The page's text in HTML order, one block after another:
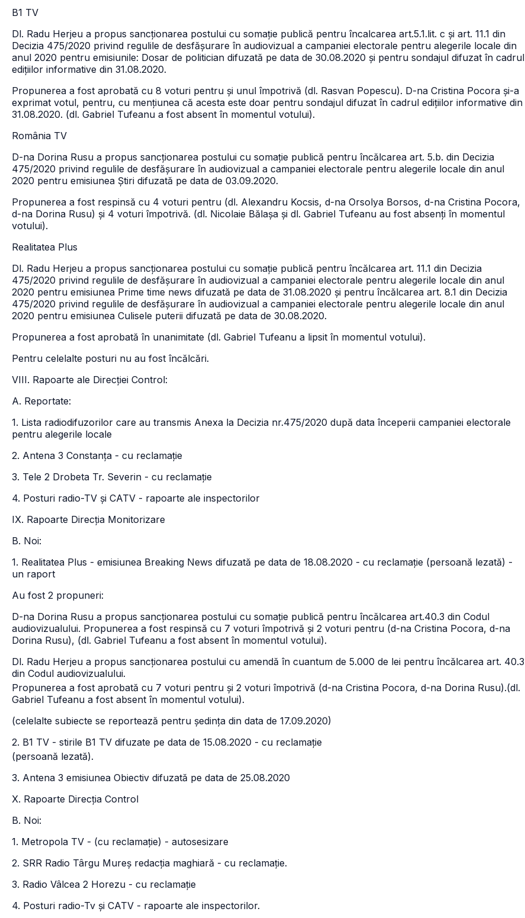
B1 TV
Dl. Radu Herjeu a propus sancționarea postului cu somație publică pentru încalcarea art.5.1.lit. c și art. 11.1 din
Decizia 475/2020 privind regulile de desfășurare în audiovizual a campaniei electorale pentru alegerile locale din
anul 2020 pentru emisiunile: Dosar de politician difuzată pe data de 30.08.2020 și pentru sondajul difuzat în cadrul
edițiilor informative din 31.08.2020.
Propunerea a fost aprobată cu 8 voturi pentru și unul împotrivă (dl. Rasvan Popescu). D-na Cristina Pocora și-a
exprimat votul, pentru, cu mențiunea că acesta este doar pentru sondajul difuzat în cadrul edițiilor informative din
31.08.2020. (dl. Gabriel Tufeanu a fost absent în momentul votului).
România TV
D-na Dorina Rusu a propus sancționarea postului cu somație publică pentru încălcarea art. 5.b. din Decizia
475/2020 privind regulile de desfășurare în audiovizual a campaniei electorale pentru alegerile locale din anul
2020 pentru emisiunea Știri difuzată pe data de 03.09.2020.
Propunerea a fost respinsă cu 4 voturi pentru (dl. Alexandru Kocsis, d-na Orsolya Borsos, d-na Cristina Pocora,
d-na Dorina Rusu) și 4 voturi împotrivă. (dl. Nicolaie Bălașa și dl. Gabriel Tufeanu au fost absenți în momentul
votului).
Realitatea Plus
Dl. Radu Herjeu a propus sancționarea postului cu somație publică pentru încălcarea art. 11.1 din Decizia
475/2020 privind regulile de desfășurare în audiovizual a campaniei electorale pentru alegerile locale din anul
2020 pentru emisiunea Prime time news difuzată pe data de 31.08.2020 și pentru încălcarea art. 8.1 din Decizia
475/2020 privind regulile de desfășurare în audiovizual a campaniei electorale pentru alegerile locale din anul
2020 pentru emisiunea Culisele puterii difuzată pe data de 30.08.2020.
Propunerea a fost aprobată în unanimitate (dl. Gabriel Tufeanu a lipsit în momentul votului).
Pentru celelalte posturi nu au fost încălcări.
VIII. Rapoarte ale Direcției Control:
A. Reportate:
1. Lista radiodifuzorilor care au transmis Anexa la Decizia nr.475/2020 după data începerii campaniei electorale
pentru alegerile locale
2. Antena 3 Constanța - cu reclamație
3. Tele 2 Drobeta Tr. Severin - cu reclamație
4. Posturi radio-TV și CATV - rapoarte ale inspectorilor
IX. Rapoarte Direcția Monitorizare
B. Noi:
1. Realitatea Plus - emisiunea Breaking News difuzată pe data de 18.08.2020 - cu reclamație (persoană lezată) -
un raport
Au fost 2 propuneri:
D-na Dorina Rusu a propus sancționarea postului cu somație publică pentru încălcarea art.40.3 din Codul
audiovizualului. Propunerea a fost respinsă cu 7 voturi împotrivă și 2 voturi pentru (d-na Cristina Pocora, d-na
Dorina Rusu), (dl. Gabriel Tufeanu a fost absent în momentul votului).
Dl. Radu Herjeu a propus sancționarea postului cu amendă în cuantum de 5.000 de lei pentru încălcarea art. 40.3
din Codul audiovizualului.
Propunerea a fost aprobată cu 7 voturi pentru și 2 voturi împotrivă (d-na Cristina Pocora, d-na Dorina Rusu).(dl.
Gabriel Tufeanu a fost absent în momentul votului).
(celelalte subiecte se reportează pentru ședința din data de 17.09.2020)
2. B1 TV - stirile B1 TV difuzate pe data de 15.08.2020 - cu reclamație
(persoană lezată).
3. Antena 3 emisiunea Obiectiv difuzată pe data de 25.08.2020
X. Rapoarte Direcția Control
B. Noi:
1. Metropola TV - (cu reclamație) - autosesizare
2. SRR Radio Târgu Mureș redacția maghiară - cu reclamație.
3. Radio Vâlcea 2 Horezu - cu reclamație
4. Posturi radio-Tv și CATV - rapoarte ale inspectorilor.